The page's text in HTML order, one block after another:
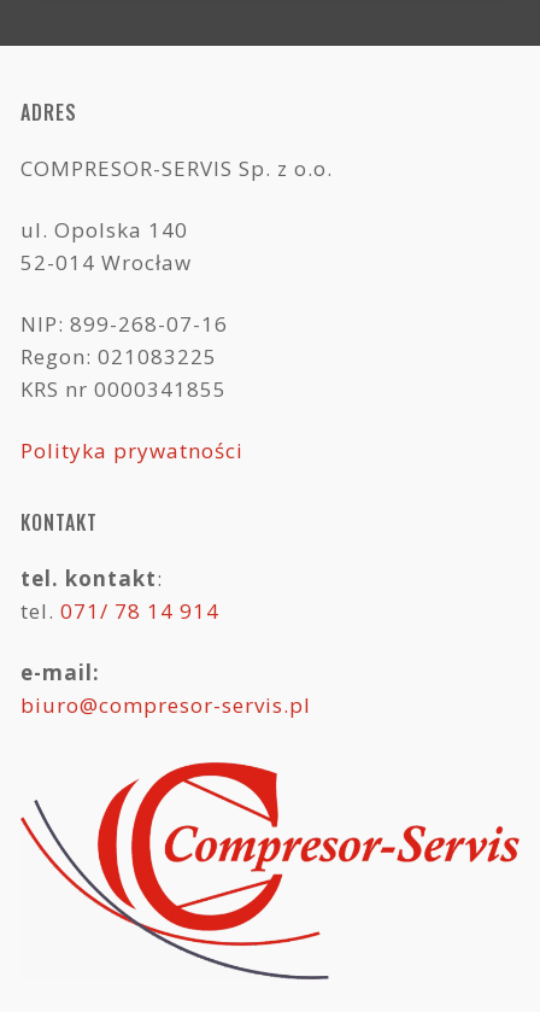
ADRES
COMPRESOR-SERVIS Sp. z o.o.
ul. Opolska 140
52-014 Wrocław
NIP: 899-268-07-16
Regon: 021083225
KRS nr 0000341855
Polityka prywatności
KONTAKT
tel. kontakt:
tel. 071/ 78 14 914
e-mail:
biuro@compresor-servis.pl